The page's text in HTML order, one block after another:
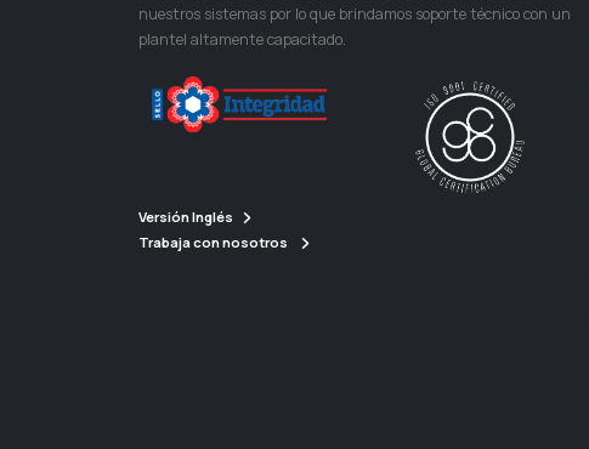
nuestros sistemas por lo que brindamos soporte técnico con un
plantel altamente capacitado.
Versión Inglés
Trabaja con nosotros